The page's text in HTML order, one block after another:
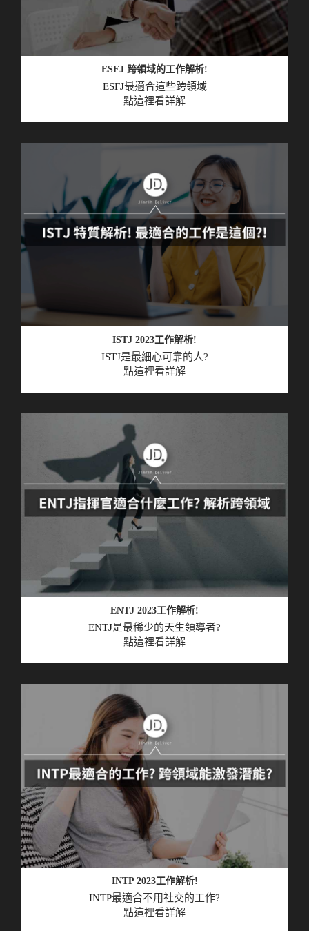
ESFJ 跨領域的工作解析!
ESFJ最適合這些跨領域
點這裡看詳解
ISTJ 2023工作解析!
ISTJ是最細心可靠的人?
點這裡看詳解
ENTJ 2023工作解析!
ENTJ是最稀少的天生領導者?
點這裡看詳解
INTP 2023工作解析!
INTP最適合不用社交的工作?
點這裡看詳解